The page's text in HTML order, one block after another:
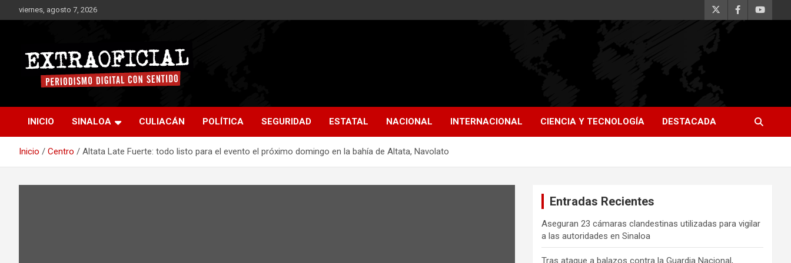
al
viernes, agosto 7, 2026
Extraoficial
INICIO SINALOA CULIACÁN POLÍTICA SEGURIDAD ESTATAL NACIONAL INTERNACIONAL CIENCIA Y TECNOLOGÍA DESTACADA
Inicio Centro Altata Late Fuerte: todo listo para el evento el próximo domingo en la bahía de Altata, Navolato
Entradas Recientes
Aseguran 23 cámaras clandestinas utilizadas para vigilar
a las autoridades en Sinaloa
Tras ataque a balazos contra la Guardia Nacional,